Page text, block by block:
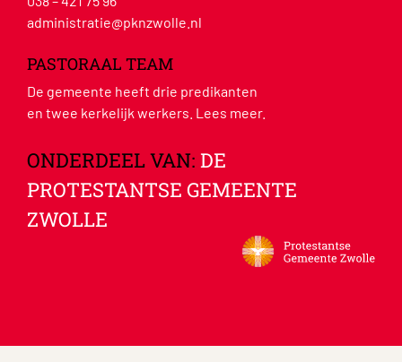
administratie@pknzwolle.nl
PASTORAAL TEAM
De gemeente heeft drie predikanten
en twee kerkelijk werkers. Lees meer.
ONDERDEEL VAN: DE
PROTESTANTSE GEMEENTE
ZWOLLE